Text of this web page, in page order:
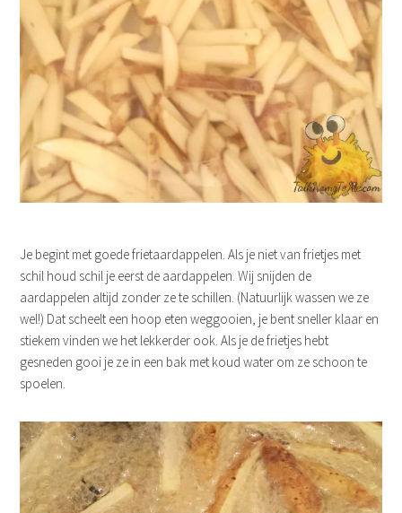
Je begint met goede frietaardappelen. Als je niet van frietjes met
schil houd schil je eerst de aardappelen. Wij snijden de
aardappelen altijd zonder ze te schillen. (Natuurlijk wassen we ze
wel!) Dat scheelt een hoop eten weggooien, je bent sneller klaar en
stiekem vinden we het lekkerder ook. Als je de frietjes hebt
gesneden gooi je ze in een bak met koud water om ze schoon te
spoelen.